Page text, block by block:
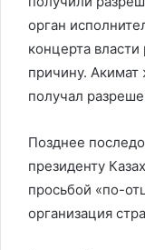
орган
концерта
причину. Акимат
получал
Позднее
президенту
просьбой «по-
организация